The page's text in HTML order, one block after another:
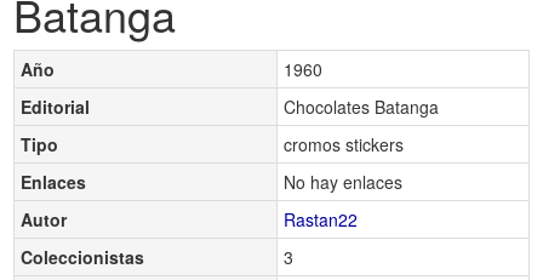
Batanga
Año
1960
Editorial
Chocolates Batanga
Tipo
cromos stickers
Enlaces
No hay enlaces
Autor
Rastan22
Coleccionistas
3